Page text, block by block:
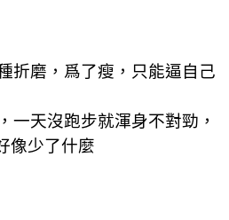
折磨，爲了瘦，只能逼自己
一天沒跑步就渾身不對勁，
像少了什麼